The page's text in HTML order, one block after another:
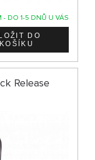
- DO 1-5 DNŮ U VÁS
Release